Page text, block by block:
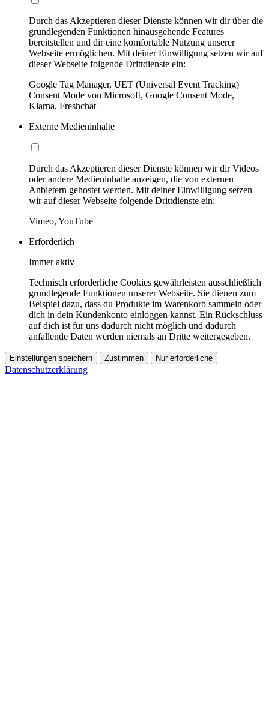
Durch das Akzeptieren dieser Dienste können wir dir über die
grundlegenden Funktionen hinausgehende Features
bereitstellen und dir eine komfortable Nutzung unserer
Webseite ermöglichen. Mit deiner Einwilligung setzen wir auf
dieser Webseite folgende Drittdienste ein:
Google Tag Manager, UET (Universal Event Tracking)
Consent Mode von Microsoft, Google Consent Mode,
Klarna, Freshchat
Externe Medieninhalte
Durch das Akzeptieren dieser Dienste können wir dir Videos
oder andere Medieninhalte anzeigen, die von externen
Anbietern gehostet werden. Mit deiner Einwilligung setzen
wir auf dieser Webseite folgende Drittdienste ein:
Vimeo, YouTube
Erforderlich
Immer aktiv
Technisch erforderliche Cookies gewährleisten ausschließlich
grundlegende Funktionen unserer Webseite. Sie dienen zum
Beispiel dazu, dass du Produkte im Warenkorb sammeln oder
dich in dein Kundenkonto einloggen kannst. Ein Rückschluss
auf dich ist für uns dadurch nicht möglich und dadurch
anfallende Daten werden niemals an Dritte weitergegeben.
Einstellungen speichern Zustimmen Nur erforderliche
Datenschutzerklärung